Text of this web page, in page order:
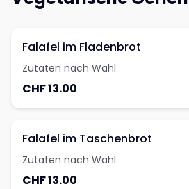
Falafel im Fladenbrot
Zutaten nach Wahl
CHF 13.00
Falafel im Taschenbrot
Zutaten nach Wahl
CHF 13.00